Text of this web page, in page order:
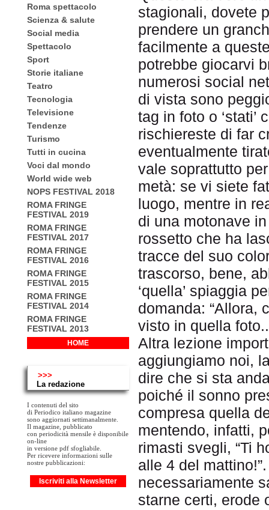
Roma spettacolo
Scienza & salute
Social media
Spettacolo
Sport
Storie italiane
Teatro
Tecnologia
Televisione
Tendenze
Turismo
Tutti in cucina
Voci dal mondo
World wide web
NOPS FESTIVAL 2018
ROMA FRINGE
FESTIVAL 2019
ROMA FRINGE
FESTIVAL 2017
ROMA FRINGE
FESTIVAL 2016
ROMA FRINGE
FESTIVAL 2015
ROMA FRINGE
FESTIVAL 2014
ROMA FRINGE
FESTIVAL 2013
HOME
>>>
La redazione
I contenuti del sito
di Periodico italiano magazine
sono aggiornati settimanalmente.
Il magazine, pubblicato
con periodicità mensile è disponibile
on-line
in versione pdf sfogliabile.
Per ricevere informazioni sulle
nostre pubblicazioni:
Iscriviti alla Newsletter
stagionali, dovete
prendere un
facilmente a
potrebbe giocarvi
numerosi social
di vista sono
tag in foto o ‘stati’
rischiereste di far
eventualmente
vale soprattutto
metà: se vi siete
luogo, mentre in
di una motonave
rossetto che ha
tracce del suo
trascorso, bene,
‘quella’ spiaggia
domanda: “Allora,
visto in quella
Altra lezione
aggiungiamo noi,
dire che si sta
poiché il sonno
compresa quella
mentendo, infatti,
rimasti svegli, “Ti
alle 4 del
necessariamente
starne certi, erode